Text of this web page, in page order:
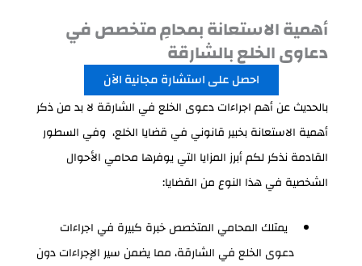
أهمية الاستعانة بمحامِ متخصص في
دعاوى الخلع بالشارقة
احصل على استشارة مجانية الآن
بالحديث عن أهم اجراءات دعوى الخلع في الشارقة لا بد من ذكر
أهمية الاستعانة بخبير قانوني في قضايا الخلع، وفي السطور
القادمة نذكر لكم أبرز المزايا التي يوفرها محامي الأحوال
الشخصية في هذا النوع من القضايا:
يمتلك المحامي المتخصص خبرة كبيرة في اجراءات
دعوى الخلع في الشارقة، مما يضمن سير الإجراءات دون